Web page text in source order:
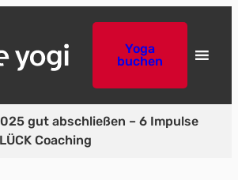
Yoga
buchen
gut abschließen – 6 Impulse
Coaching